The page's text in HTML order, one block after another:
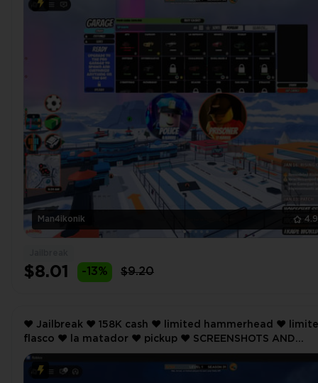
Man4ikonik
$8.01 -13% $9.20
❤️ Jailbreak ❤️ 158K cash ❤️ limited hammerhead ❤️ limited
flasco ❤️ la matador ❤️ pickup ❤️ SCREENSHOTS AND
INVENTORY LINK ❤️